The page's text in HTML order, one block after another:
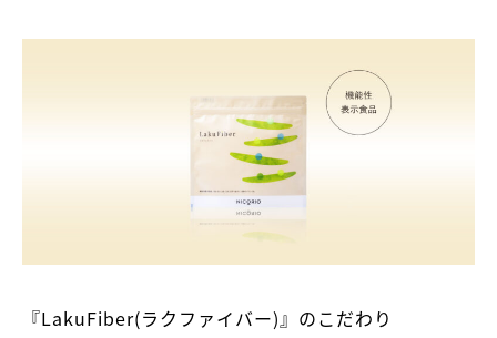
『LakuFiber(ラクファイバー)』のこだわり